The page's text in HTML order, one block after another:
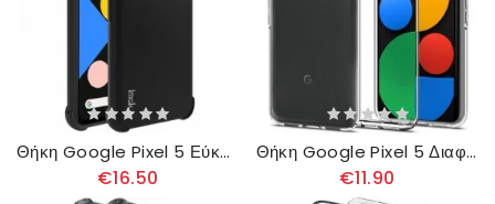
Θήκη Google Pixel 5 Εύκαμπτη Σιλικόνη Με Φιλμ Για Οθόνη Imak
€16.50
Θήκη Google Pixel 5 Διαφανές Crystal Clear
€11.90